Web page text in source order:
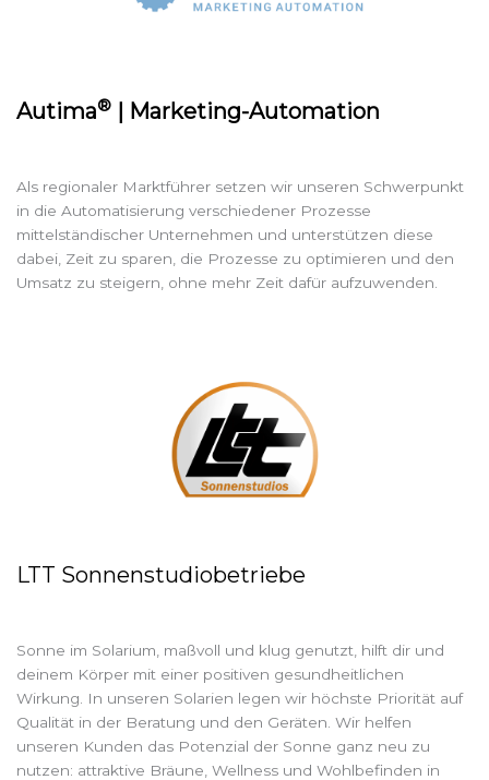
Autima® | Marketing-Automation
Als regionaler Marktführer setzen wir unseren Schwerpunkt
in die Automatisierung verschiedener Prozesse
mittelständischer Unternehmen und unterstützen diese
dabei, Zeit zu sparen, die Prozesse zu optimieren und den
Umsatz zu steigern, ohne mehr Zeit dafür aufzuwenden.
LTT Sonnenstudiobetriebe
Sonne im Solarium, maßvoll und klug genutzt, hilft dir und
deinem Körper mit einer positiven gesundheitlichen
Wirkung. In unseren Solarien legen wir höchste Priorität auf
Qualität in der Beratung und den Geräten. Wir helfen
unseren Kunden das Potenzial der Sonne ganz neu zu
nutzen: attraktive Bräune, Wellness und Wohlbefinden in